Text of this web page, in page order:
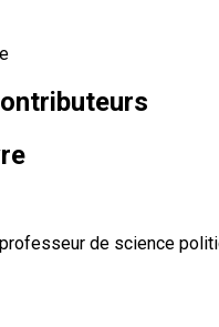
de science